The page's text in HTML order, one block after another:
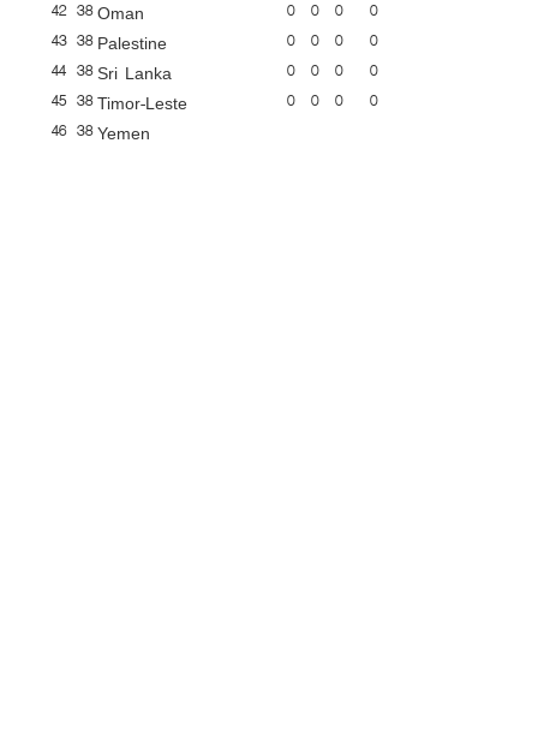
42 38 Oman 0 0 0
0
43
38 Palestine 0 0 0
0
44
38 Sri Lanka 0 0 0
0
45
38 Timor-Leste 0 0 0
0
46
38 Yemen